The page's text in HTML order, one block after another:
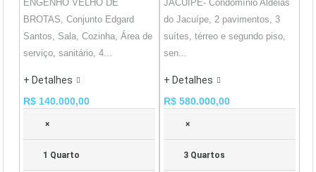
ENGENHO VELHO DE
BROTAS, Conjunto Edgard
Santos, Sala, Cozinha, Área de
serviço, sanitário, 4...
+ Detalhes
R$ 140.000,00
×
1 Quarto
JACUIPE- Condomínio Aldeias
do Jacuípe, 2 pavimentos, 3
suítes, térreo e segundo piso,
sen...
+ Detalhes
R$ 580.000,00
×
3 Quartos